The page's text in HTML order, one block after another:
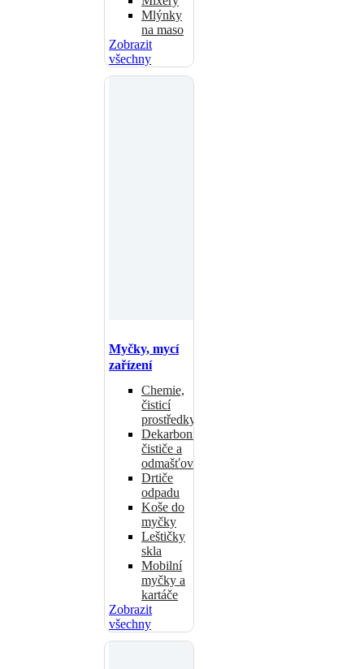
Mlýnky
na maso
Zobrazit
všechny
Myčky, mycí
zařízení
Chemie,
čisticí
prostředky
Dekarbonizační
čističe a
odmašťovače
Drtiče
odpadu
Koše do
myčky
Leštičky
skla
Mobilní
myčky a
kartáče
Zobrazit
všechny